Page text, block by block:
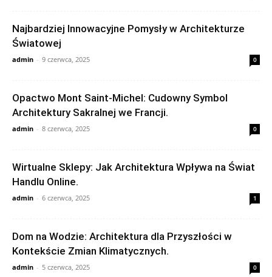
Najbardziej Innowacyjne Pomysły w Architekturze
Światowej
admin - 9 czerwca, 2025 0
Opactwo Mont Saint-Michel: Cudowny Symbol
Architektury Sakralnej we Francji.
admin - 8 czerwca, 2025 0
Wirtualne Sklepy: Jak Architektura Wpływa na Świat
Handlu Online.
admin - 6 czerwca, 2025 1
Dom na Wodzie: Architektura dla Przyszłości w
Kontekście Zmian Klimatycznych.
admin - 5 czerwca, 2025 0